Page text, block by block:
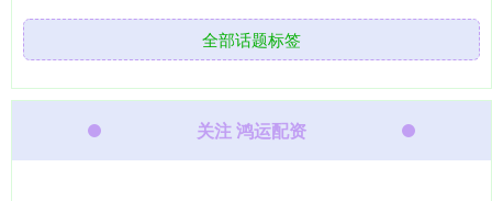
全部话题标签
关注 鸿运配资